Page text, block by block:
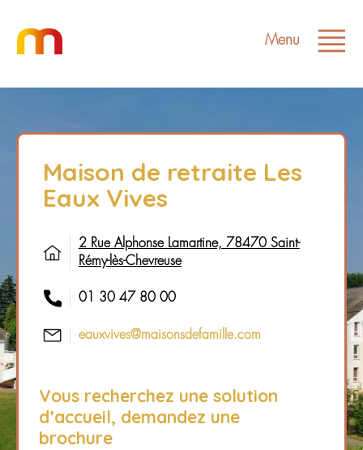
Menu
Maison de retraite Les
Eaux Vives
2 Rue Alphonse Lamartine, 78470 Saint-
Rémy-lès-Chevreuse
01 30 47 80 00
eauxvives@maisonsdefamille.com
Vous recherchez une solution
d’accueil, demandez une
brochure